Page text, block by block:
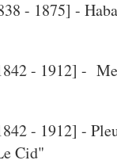
- 1875] -
- 1912] -
- 1912] -
Cid"